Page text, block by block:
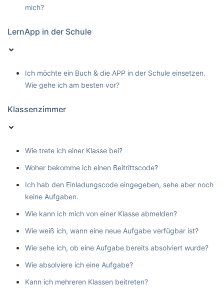
mich?
LernApp in der Schule
Ich möchte ein Buch & die APP in der Schule einsetzen.
Wie gehe ich am besten vor?
Klassenzimmer
Wie trete ich einer Klasse bei?
Woher bekomme ich einen Beitrittscode?
Ich hab den Einladungscode eingegeben, sehe aber noch
keine Aufgaben.
Wie kann ich mich von einer Klasse abmelden?
Wie weiß ich, wann eine neue Aufgabe verfügbar ist?
Wie sehe ich, ob eine Aufgabe bereits absolviert wurde?
Wie absolviere ich eine Aufgabe?
Kann ich mehreren Klassen beitreten?